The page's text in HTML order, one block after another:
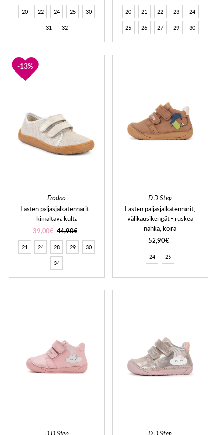
20 22 24 25 30
31 32
20 21 22 23 24
25 26 27 29 30
13%
Froddo
Lasten paljasjalkatennarit -
kimaltava kulta
39,00€ 44,90€
21 24 28 29 30
34
D.D.Step
Lasten paljasjalkatennarit,
välikausikengät - ruskea
nahka, koira
52,90€
24 25
D.D.Step
D.D.Step